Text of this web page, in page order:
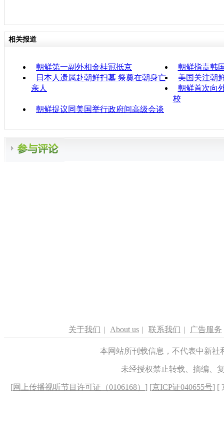
相关报道
朝鲜第一副外相金桂冠抵京
朝鲜指责韩
日本人遗属赴朝鲜扫墓 祭奠在朝身亡
亲人
美国关注朝
朝鲜首次向
校
朝鲜提议同美国举行政府间高级会谈
关于我们 | About us | 联系我们 | 广告服务
本网站所刊载信息，不代表中新
未经授权禁止转载、摘编、
[网上传播视听节目许可证（0106168） ] [京ICP证040655号] [